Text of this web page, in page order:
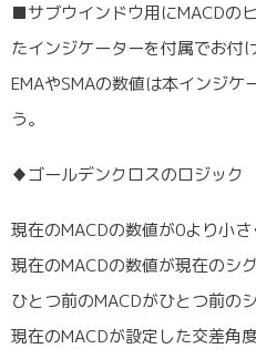
■サブウインドウ用にMACDの
たインジケーターを付属でお付
EMAやSMAの数値は本インジケ
う。
♦ゴールデンクロスのロジック
現在のMACDの数値が0より小さ
現在のMACDの数値が現在のシ
ひとつ前のMACDがひとつ前の
現在のMACDが設定した交差角